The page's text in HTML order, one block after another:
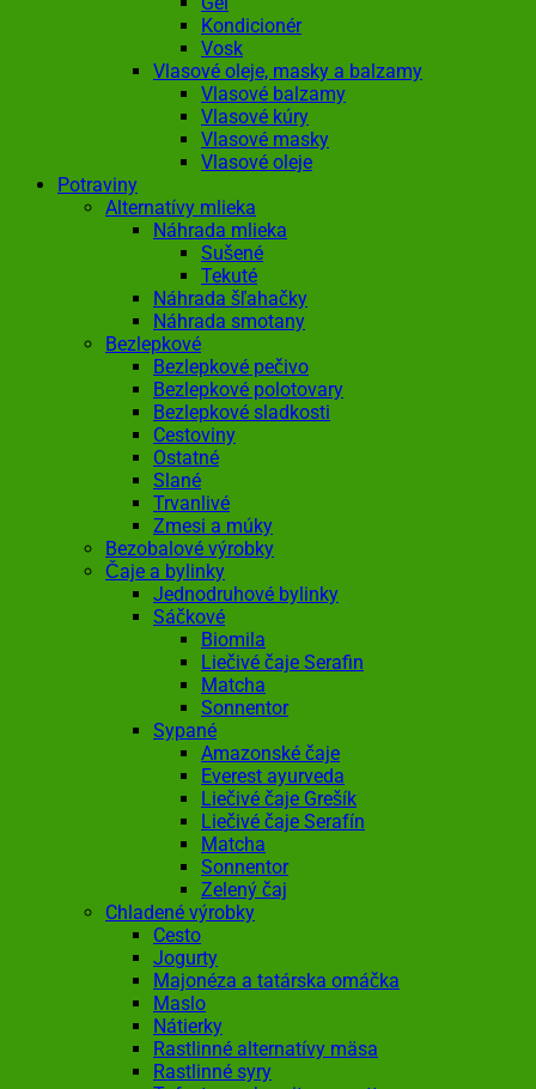
Kondicionér
Vosk
Vlasové oleje, masky a balzamy
Vlasové balzamy
Vlasové kúry
Vlasové masky
Vlasové oleje
Potraviny
Alternatívy mlieka
Náhrada mlieka
Sušené
Tekuté
Náhrada šľahačky
Náhrada smotany
Bezlepkové
Bezlepkové pečivo
Bezlepkové polotovary
Bezlepkové sladkosti
Cestoviny
Ostatné
Slané
Trvanlivé
Zmesi a múky
Bezobalové výrobky
Čaje a bylinky
Jednodruhové bylinky
Sáčkové
Biomila
Liečivé čaje Serafin
Matcha
Sonnentor
Sypané
Amazonské čaje
Everest ayurveda
Liečivé čaje Grešík
Liečivé čaje Serafín
Matcha
Sonnentor
Zelený čaj
Chladené výrobky
Cesto
Jogurty
Majonéza a tatárska omáčka
Maslo
Nátierky
Rastlinné alternatívy mäsa
Rastlinné syry